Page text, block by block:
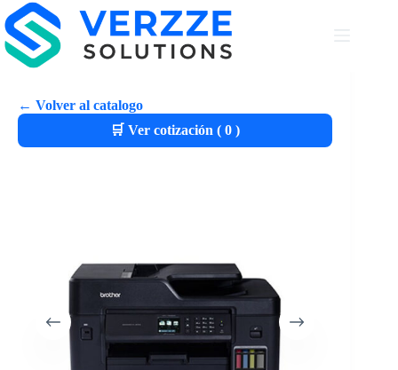
← Volver al catalogo
🛒 Ver cotización ( 0)